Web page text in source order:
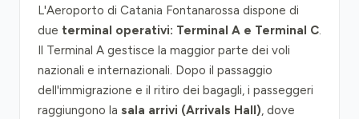
L'Aeroporto di Catania Fontanarossa dispone di
due terminal operativi: Terminal A e Terminal C.
Il Terminal A gestisce la maggior parte dei voli
nazionali e internazionali. Dopo il passaggio
dell'immigrazione e il ritiro dei bagagli, i passeggeri
raggiungono la sala arrivi (Arrivals Hall), dove